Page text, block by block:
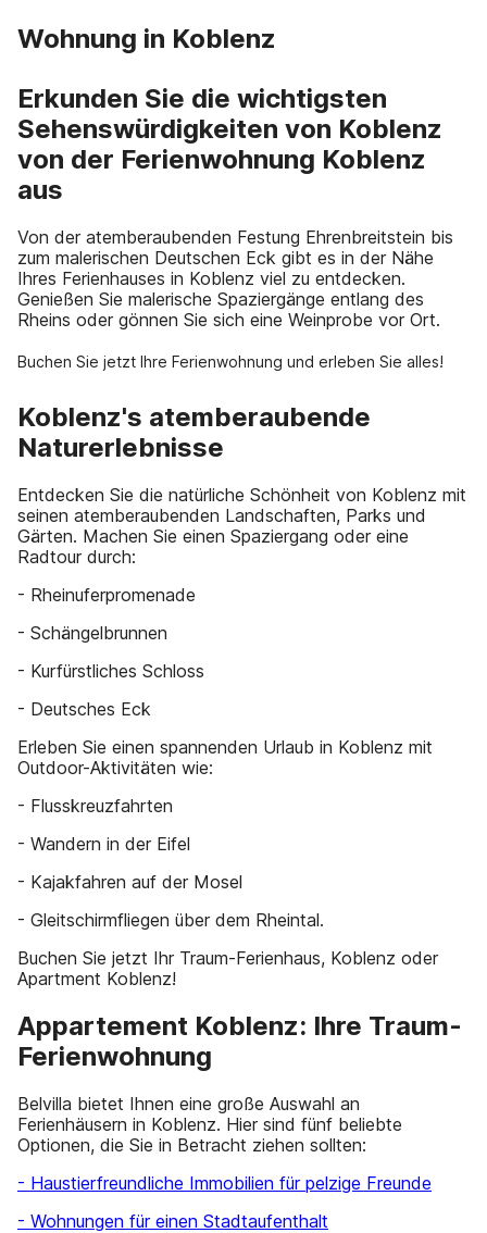
Wohnung in Koblenz
Erkunden Sie die wichtigsten
Sehenswürdigkeiten von Koblenz
von der Ferienwohnung Koblenz
aus
Von der atemberaubenden Festung Ehrenbreitstein bis
zum malerischen Deutschen Eck gibt es in der Nähe
Ihres Ferienhauses in Koblenz viel zu entdecken.
Genießen Sie malerische Spaziergänge entlang des
Rheins oder gönnen Sie sich eine Weinprobe vor Ort.
Buchen Sie jetzt Ihre Ferienwohnung und erleben Sie alles!
Koblenz's atemberaubende
Naturerlebnisse
Entdecken Sie die natürliche Schönheit von Koblenz mit
seinen atemberaubenden Landschaften, Parks und
Gärten. Machen Sie einen Spaziergang oder eine
Radtour durch:
- Rheinuferpromenade
- Schängelbrunnen
- Kurfürstliches Schloss
- Deutsches Eck
Erleben Sie einen spannenden Urlaub in Koblenz mit
Outdoor-Aktivitäten wie:
- Flusskreuzfahrten
- Wandern in der Eifel
- Kajakfahren auf der Mosel
- Gleitschirmfliegen über dem Rheintal.
Buchen Sie jetzt Ihr Traum-Ferienhaus, Koblenz oder
Apartment Koblenz!
Appartement Koblenz: Ihre Traum-
Ferienwohnung
Belvilla bietet Ihnen eine große Auswahl an
Ferienhäusern in Koblenz. Hier sind fünf beliebte
Optionen, die Sie in Betracht ziehen sollten:
- Haustierfreundliche Immobilien für pelzige Freunde
- Wohnungen für einen Stadtaufenthalt